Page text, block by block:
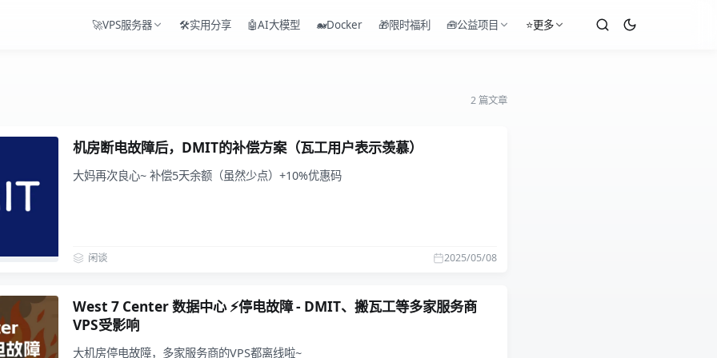
🚀VPS服务器 🛠️实用分享 🤖AI大模型 🐋Docker 🎁限时福利 🧰公益项目 ⭐更多
2 篇文章
机房断电故障后，DMIT的补偿方案（瓦工用户表示羡慕）
大妈再次良心~ 补偿5天余额（虽然少点）+10%优惠码
2025/05/08
闲谈
West 7 Center 数据中心 ⚡停电故障 - DMIT、搬瓦工等多家服务商
VPS受影响
大机房停电故障，多家服务商的VPS都离线啦~